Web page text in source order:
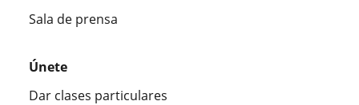
Sala de prensa
Únete
Dar clases particulares